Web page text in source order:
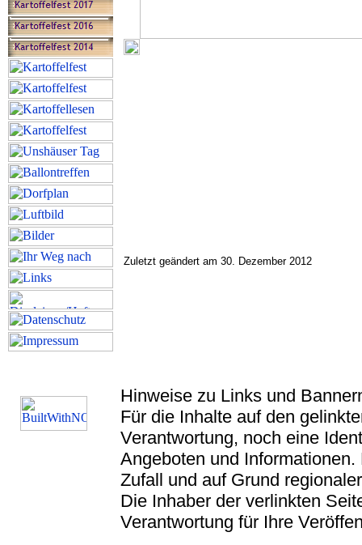
Zuletzt geändert am 30. Dezember 2012
Hinweise zu Links und
Für die Inhalte auf den
Verantwortung, noch eine
Angeboten und
Zufall und auf Grund
Die Inhaber der verlinkten
Verantwortung für Ihre